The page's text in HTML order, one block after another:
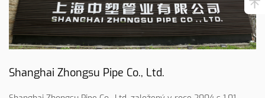
Shanghai Zhongsu Pipe Co., Ltd.